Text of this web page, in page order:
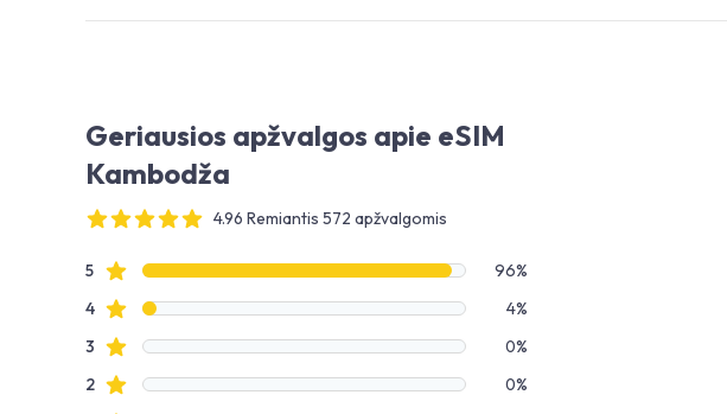
Geriausios apžvalgos apie eSIM
Kambodža
4.96 Remiantis 572 apžvalgomis
Apžvalgų duomenys
5Žvaigždučių apžvalgos
96%
4Žvaigždučių apžvalgos
4%
3 Žvaigždučių apžvalgos
0%
2Žvaigždučių apžvalgos
0%